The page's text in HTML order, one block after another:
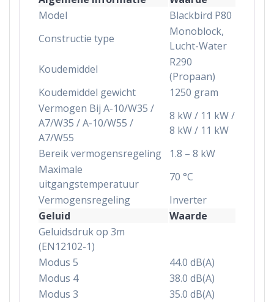
Model
Blackbird P80
Constructie type
Monoblock,
Lucht-Water
Koudemiddel
R290
(Propaan)
Koudemiddel gewicht
1250 gram
Vermogen Bij A-10/W35 /
A7/W35 / A-10/W55 /
A7/W55
8 kW / 11 kW /
8 kW / 11 kW
Bereik vermogensregeling
1.8 – 8 kW
Maximale
uitgangstemperatuur
70 °C
Vermogensregeling
Inverter
Geluid
Waarde
Geluidsdruk op 3m
(EN12102-1)
Modus 5
44.0 dB(A)
Modus 4
38.0 dB(A)
Modus 3
35.0 dB(A)